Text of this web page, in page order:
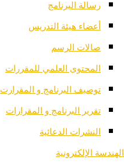
رسالة البرنامج
أعضاء هيئة التدريس
صالات الرسم
المحتوى العلمي للمقررات
توصيف البرنامج و المقرارت
تقرير البرنامج و المقرارات
النشرات الدعائية
الهندسة الإلكترونية